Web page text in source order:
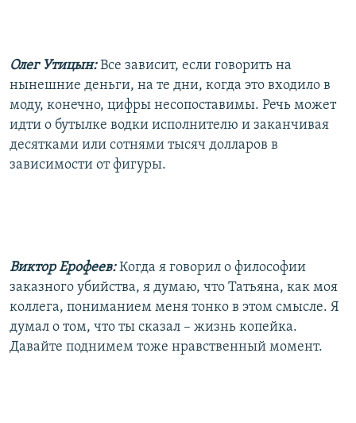
Олег Утицын:Все зависит, если говорить на
нынешние деньги, на те дни, когда это входило в
моду, конечно, цифры несопоставимы. Речь может
идти о бутылке водки исполнителю и заканчивая
десятками или сотнями тысяч долларов в
зависимости от фигуры.
Виктор Ерофеев:Когда я говорил о философии
заказного убийства, я думаю, что Татьяна, как моя
коллега, пониманием меня тонко в этом смысле. Я
думал о том, что ты сказал – жизнь копейка.
Давайте поднимем тоже нравственный момент.